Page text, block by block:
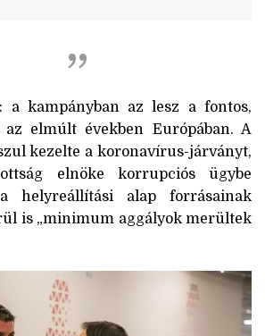
a kampányban az lesz a fontos,
elmúlt években Európában. A
kezelte a koronavírus-járványt,
elnöke korrupciós ügybe
helyreállítási alap forrásainak
is „minimum aggályok merültek